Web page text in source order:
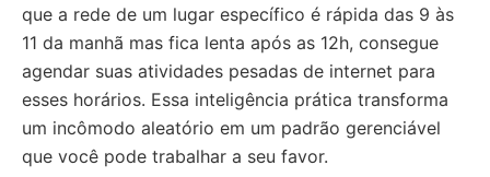
que a rede de um lugar específico é rápida das 9 às
11 da manhã mas fica lenta após as 12h, consegue
agendar suas atividades pesadas de internet para
esses horários. Essa inteligência prática transforma
um incômodo aleatório em um padrão gerenciável
que você pode trabalhar a seu favor.